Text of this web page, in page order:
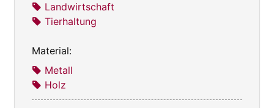
Landwirtschaft
Tierhaltung
Material:
Metall
Holz